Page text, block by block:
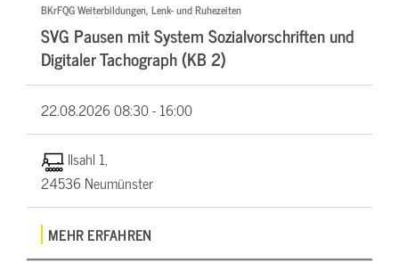
BKrFQG Weiterbildungen, Lenk- und Ruhezeiten
SVG Pausen mit System Sozialvorschriften und
Digitaler Tachograph (KB 2)
22.08.202608:30 - 16:00
Ilsahl 1,
24536 Neumünster
MEHR ERFAHREN